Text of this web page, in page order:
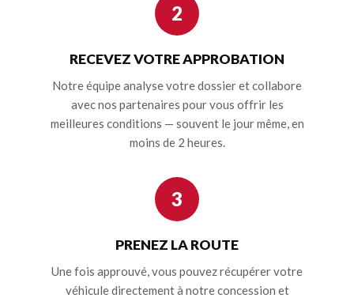
2
RECEVEZ VOTRE APPROBATION
Notre équipe analyse votre dossier et collabore
avec nos partenaires pour vous offrir les
meilleures conditions — souvent le jour même, en
moins de 2 heures.
3
PRENEZ LA ROUTE
Une fois approuvé, vous pouvez récupérer votre
véhicule directement à notre concession et